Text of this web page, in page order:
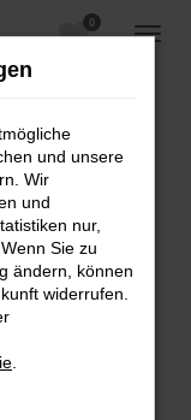
0
können:
deine
und unsere
Wir
und
nur,
Sie zu
ändern, können
widerrufen.